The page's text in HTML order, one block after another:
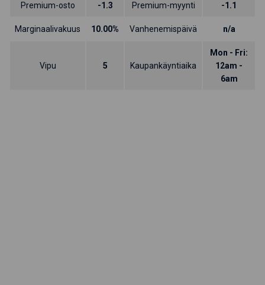
Premium-osto -1.3 Premium-myynti -1.1
Marginaalivakuus 10.00% Vanhenemispäivä n/a
Vipu 5 Kaupankäyntiaika
Mon - Fri:
12am -
6am